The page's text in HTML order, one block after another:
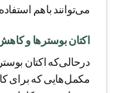
می‌توانند باهم
اکتان بوسترها و
درحالی‌که اکتان
مکمل‌هایی که